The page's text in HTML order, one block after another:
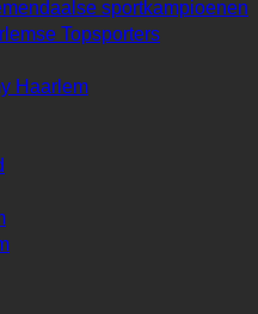
sportkampioenen
Topsporters
Haarlem